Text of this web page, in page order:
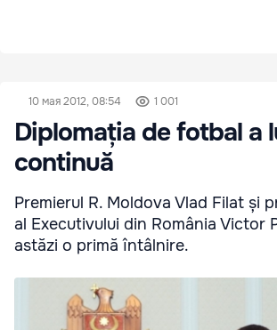
10 мая 2012, 08:54 1 001
Diplomația de fotbal a
continuă
Premierul R. Moldova Vlad Filat și
al Executivului din România Victor
astăzi o primă întâlnire.